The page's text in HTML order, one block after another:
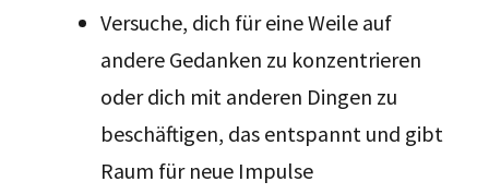
Versuche, dich für eine Weile auf
andere Gedanken zu konzentrieren
oder dich mit anderen Dingen zu
beschäftigen, das entspannt und gibt
Raum für neue Impulse